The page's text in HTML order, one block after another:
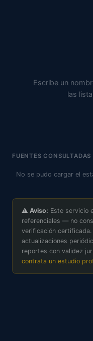
Escribe un
las
FUENTES CONSULTADAS
No se pudo cargar el
⚠ Aviso: Este servicio
referenciales — no
verificación
actualizaciones
reportes con validez
contrata un estudio